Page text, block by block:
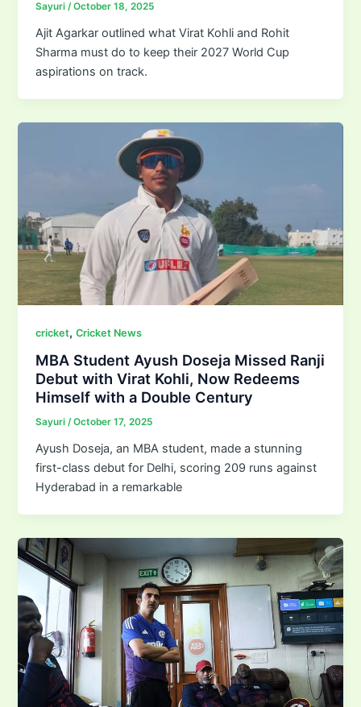
Sayuri/October 18, 2025
Ajit Agarkar outlined what Virat Kohli and Rohit
Sharma must do to keep their 2027 World Cup
aspirations on track.
cricket,Cricket News
MBA Student Ayush Doseja Missed Ranji
Debut with Virat Kohli, Now Redeems
Himself with a Double Century
Sayuri/October 17, 2025
Ayush Doseja, an MBA student, made a stunning
first-class debut for Delhi, scoring 209 runs against
Hyderabad in a remarkable